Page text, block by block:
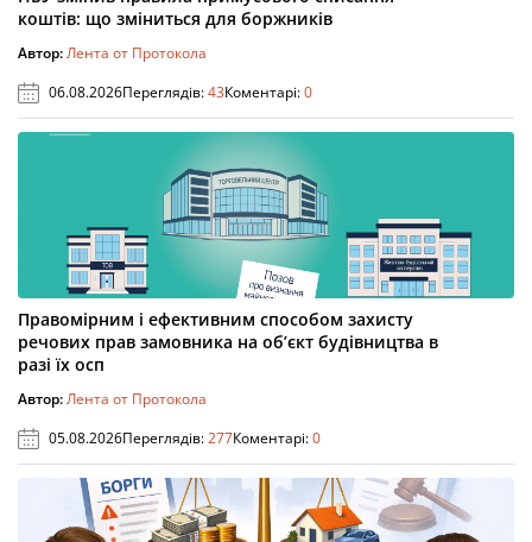
коштів: що зміниться для боржників
Автор:Лента от Протокола
06.08.2026Переглядів:43Коментарі:0
Правомірним і ефективним способом захисту
речових прав замовника на об’єкт будівництва в
разі їх осп
Автор:Лента от Протокола
05.08.2026Переглядів:277Коментарі:0